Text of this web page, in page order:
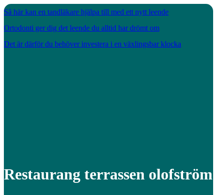
Så här kan en tandläkare hjälpa till med ett nytt leende
Ortodonti ger dig det leende du alltid har drömt om
Det är därför du behöver investera i en växlingsbar klocka
Restaurang terrassen olofström